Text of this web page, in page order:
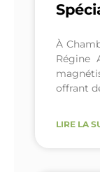
À
Régine
offrant
LIRE LA